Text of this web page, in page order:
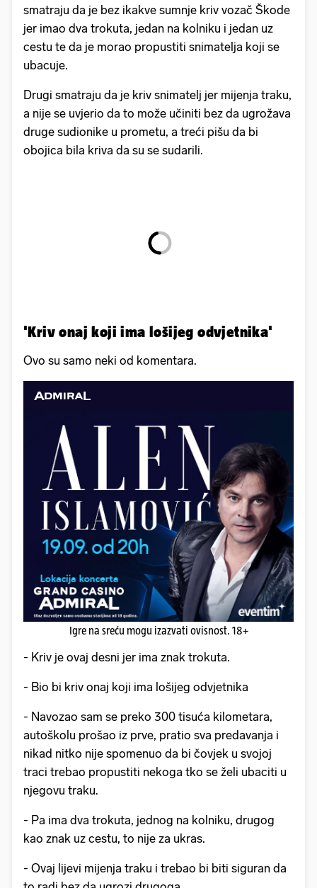
smatraju da je bez ikakve sumnje kriv vozač Škode
jer imao dva trokuta, jedan na kolniku i jedan uz
cestu te da je morao propustiti snimatelja koji se
ubacuje.
Drugi smatraju da je kriv snimatelj jer mijenja traku,
a nije se uvjerio da to može učiniti bez da ugrožava
druge sudionike u prometu, a treći pišu da bi
obojica bila kriva da su se sudarili.
'Kriv onaj koji ima lošijeg odvjetnika'
Ovo su samo neki od komentara.
Igre na sreću mogu izazvati ovisnost. 18+
- Kriv je ovaj desni jer ima znak trokuta.
- Bio bi kriv onaj koji ima lošijeg odvjetnika
- Navozao sam se preko 300 tisuća kilometara,
autoškolu prošao iz prve, pratio sva predavanja i
nikad nitko nije spomenuo da bi čovjek u svojoj
traci trebao propustiti nekoga tko se želi ubaciti u
njegovu traku.
- Pa ima dva trokuta, jednog na kolniku, drugog
kao znak uz cestu, to nije za ukras.
- Ovaj lijevi mijenja traku i trebao bi biti siguran da